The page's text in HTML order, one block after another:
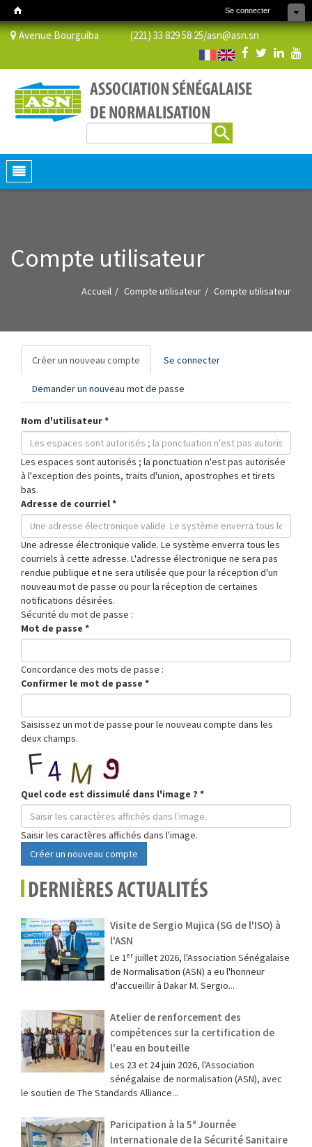
Se connecter
Avenue Bourguiba (221) 33 829 58 25/asn@asn.sn
Formulaire de recherche
Toggle
navigation
Compte utilisateur
Accueil Compte utilisateur Compte utilisateur
Onglets
principaux
Créer un nouveau compte (onglet
actif)
Se connecter
Demander un nouveau mot de passe
Nom d'utilisateur*
Les espaces sont autorisés ; la ponctuation n'est pas autorisée
à l'exception des points, traits d'union, apostrophes et tirets
bas.
Adresse de courriel*
Une adresse électronique valide. Le système enverra tous les
courriels à cette adresse. L'adresse électronique ne sera pas
rendue publique et ne sera utilisée que pour la réception d'un
nouveau mot de passe ou pour la réception de certaines
notifications désirées.
Sécurité du mot de passe :
Mot de passe *
Concordance des mots de passe :
Confirmer le mot de passe *
Saisissez un mot de passe pour le nouveau compte dans les
deux champs.
Quel code est dissimulé dans l'image ? *
Saisir les caractères affichés dans l'image.
Créer un nouveau compte
DERNIÈRES ACTUALITÉS
Visite de Sergio Mujica (SG de l'ISO) à
l'ASN
Le 1ᵉʳ juillet 2026, l'Association Sénégalaise
de Normalisation (ASN) a eu l'honneur
d'accueillir à Dakar M. Sergio...
Atelier de renforcement des
compétences sur la certification de
l'eau en bouteille
Les 23 et 24 juin 2026, l'Association
sénégalaise de normalisation (ASN), avec
le soutien de The Standards Alliance...
Paricipation à la 5ᵉ Journée
Internationale de la Sécurité Sanitaire